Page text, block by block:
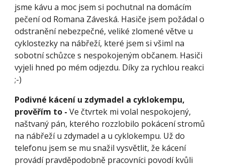
jsme kávu a moc jsem si pochutnal na domácím
pečení od Romana Záveská. Hasiče jsem požádal o
odstranění nebezpečné, veliké zlomené větve u
cyklostezky na nábřeží, které jsem si všiml na
sobotní schůzce s nespokojeným občanem. Hasiči
vyjeli hned po mém odjezdu. Díky za rychlou reakci
;-)
Podivné kácení u zdymadel a cyklokempu,
prověřím to - Ve čtvrtek mi volal nespokojený,
naštvaný pán, kterého rozzlobilo pokácení stromů
na nábřeží u zdymadel a u cyklokempu. Už do
telefonu jsem se mu snažil vysvětlit, že kácení
provádí pravděpodobně pracovníci povodí kvůli